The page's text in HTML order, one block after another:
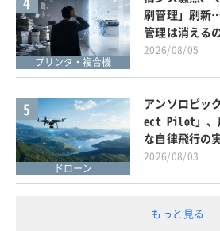
プリンタ・複合機
刷管理」刷新
管理は消える
2026/08/05
5
ドローン
アンソロピッ
ect Pilot」、
な自律飛行の
2026/08/03
もっと見る